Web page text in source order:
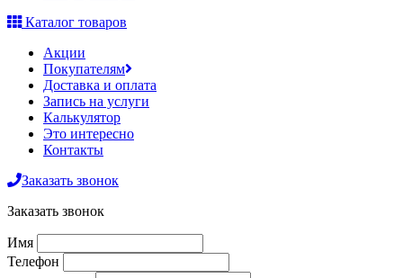
Каталог товаров
Акции
Покупателям
Доставка и оплата
Запись на услуги
Калькулятор
Это интересно
Контакты
Заказать звонок
Заказать звонок
Имя
Телефон